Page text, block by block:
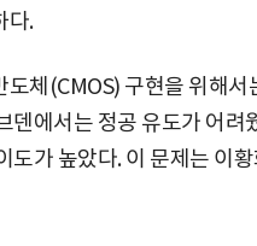
다.
체(CMOS) 구현을 위해
덴에서는 정공 유도가 어려
도가 높았다. 이 문제는 이